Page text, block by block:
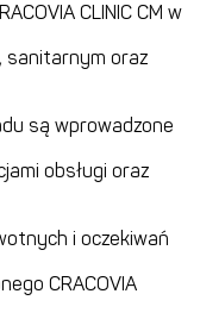
CLINIC CM w
sanitarnym oraz
są wprowadzone
obsługi oraz
i oczekiwań
CRACOVIA